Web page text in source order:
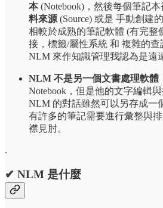
本(Notebook)，然後每個筆記
料來源(Source) 或是 手動創建的
相較於成熟的筆記軟體 (有完整
接，標籤/屬性系統 和 複雜的
NLM 來作知識管理我認為是遠
NLM 不是另一個文書處理軟體
Notebook，但是他的文字編輯
NLM 的對話雖然可以另存成一
有許多的筆記需要進行彙整與
襟見肘。
.
✔ NLM 是什麼